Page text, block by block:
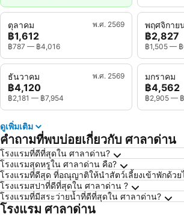
ตุลาคม พ.ศ. 2569
฿1,612
฿787 — ฿4,016
พฤศจิกาย
฿2,827
฿1,505 —
ธันวาคม พ.ศ. 2569
฿4,120
฿2,181 — ฿7,954
มกราคม
฿4,562
฿2,905 —
ดูเพิ่มเติม
คำถามที่พบบ่อยเกี่ยวกับ ศาลาด่าน
โรงแรมที่ดีที่สุดใน ศาลาด่าน?
โรงแรมสุดหรูใน ศาลาด่าน คือ?
โรงแรมที่ดีสุด ที่อณุญาติให้นำสัตว์เลี้ยงเข้าพักด้วย
โรงแรมสปาที่ดีที่สุดใน ศาลาด่าน ?
โรงแรมที่มีสระว่ายน้ำที่ดีที่สุดใน ศาลาด่าน?
โรงแรม ศาลาด่าน